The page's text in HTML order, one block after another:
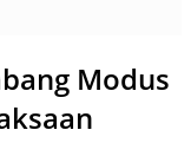
Modus